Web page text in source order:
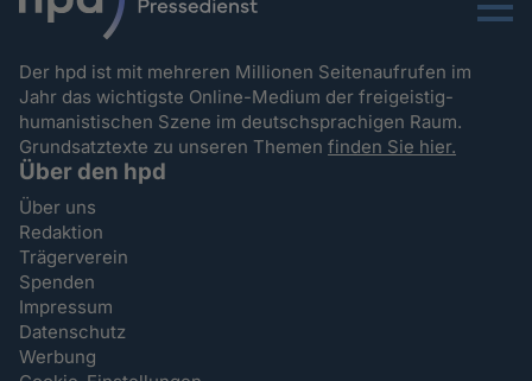
Menu
Der hpd ist mit mehreren Millionen Seitenaufrufen im
Jahr das wichtigste Online-Medium der freigeistig-
humanistischen Szene im deutschsprachigen Raum.
Grundsatztexte zu unseren Themenfinden Sie hier.
Über den hpd
Über uns
Redaktion
Trägerverein
Spenden
Impressum
Datenschutz
Werbung